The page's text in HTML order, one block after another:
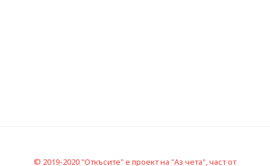
© 2019-2020 "Откъсите" е проект на "Аз чета", част от